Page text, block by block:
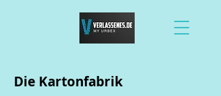
Die Kartonfabrik